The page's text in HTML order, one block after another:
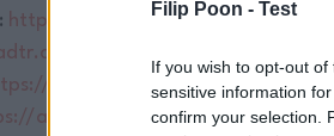
Filip Poon - Test
If you wish to opt-out
sensitive information
confirm your selection.
https://adtr.co/vtwzpm
6vSN7J
adtr.co/LwgPXi
adtr.co/0rra8m